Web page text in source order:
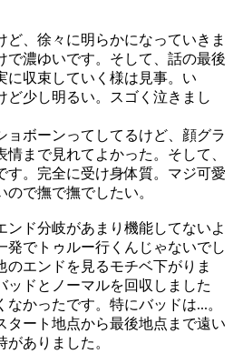
ど、徐々に明らかになっていきま
で濃ゆいです。そして、話の最後
に収束していく様は見事。い
ど少し明るい。スゴく泣きまし
ョボーンってしてるけど、顔グラ
まで見れてよかった。そして、
す。完全に受け身体質。マジ可愛
で撫で撫でしたい。
ンド分岐があまり機能してないよ
発でトゥルー行くんじゃないでし
のエンドを見るモチベ下がりま
ッドとノーマルを回収しました
かったです。特にバッドは...。
タート地点から最後地点まで遠い
ありました。